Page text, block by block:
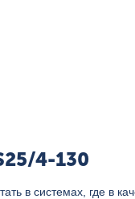
4-130
в системах, где в